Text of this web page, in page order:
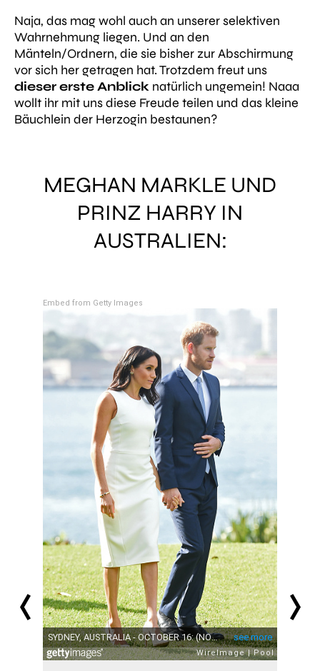
Naja, das mag wohl auch an unserer selektiven
Wahrnehmung liegen. Und an den
Mänteln/Ordnern, die sie bisher zur Abschirmung
vor sich her getragen hat.Trotzdem freut uns
dieser erste Anblick natürlich ungemein! Naaa
wollt ihr mit uns diese Freude teilen und das kleine
Bäuchlein der Herzogin bestaunen?
MEGHAN MARKLE UND
PRINZ HARRY IN
AUSTRALIEN:
prev next
Embed from Getty Images